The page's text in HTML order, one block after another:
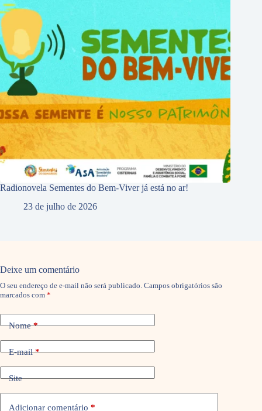
Radionovela Sementes do Bem-Viver já está no ar!
23 de julho de 2026
Deixe um comentário
O seu endereço de e-mail não será publicado. Campos obrigatórios são
marcados com *
Nome*
E-mail*
Site
Adicionar comentário *